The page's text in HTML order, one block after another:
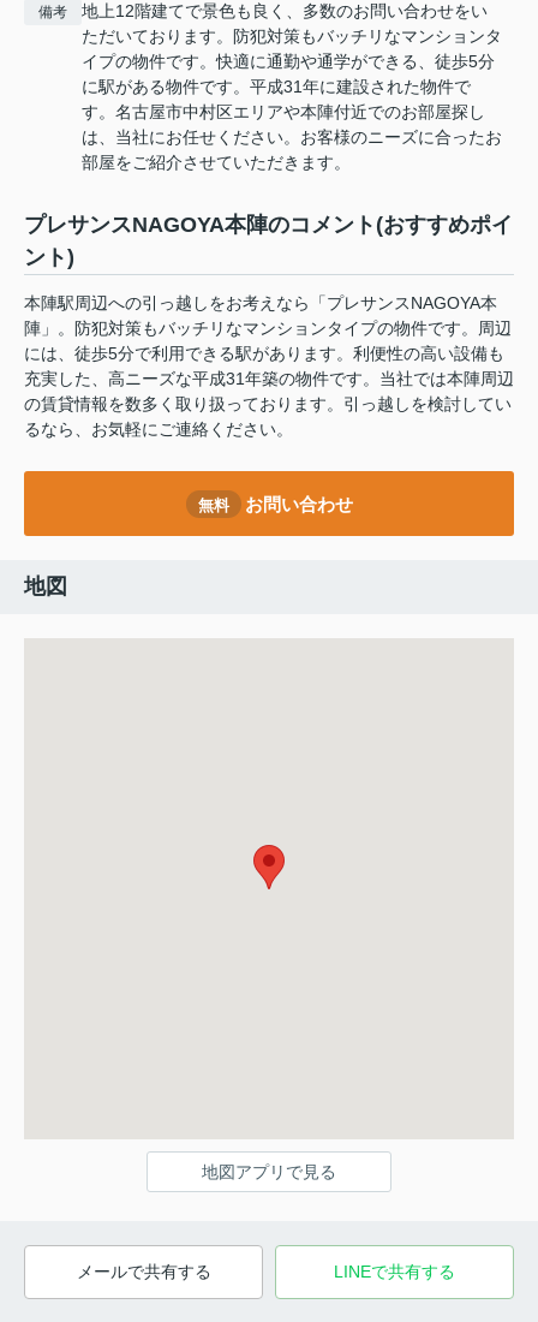
備考
地上12階建てで景色も良く、多数のお問い合わせをい
ただいております。防犯対策もバッチリなマンションタ
イプの物件です。快適に通勤や通学ができる、徒歩5分
に駅がある物件です。平成31年に建設された物件で
す。名古屋市中村区エリアや本陣付近でのお部屋探し
は、当社にお任せください。お客様のニーズに合ったお
部屋をご紹介させていただきます。
プレサンスNAGOYA本陣のコメント(おすすめポイ
ント)
本陣駅周辺への引っ越しをお考えなら「プレサンスNAGOYA本
陣」。防犯対策もバッチリなマンションタイプの物件です。周辺
には、徒歩5分で利用できる駅があります。利便性の高い設備も
充実した、高ニーズな平成31年築の物件です。当社では本陣周辺
の賃貸情報を数多く取り扱っております。引っ越しを検討してい
るなら、お気軽にご連絡ください。
無料 お問い合わせ
地図
地図アプリで見る
メールで共有する LINEで共有する